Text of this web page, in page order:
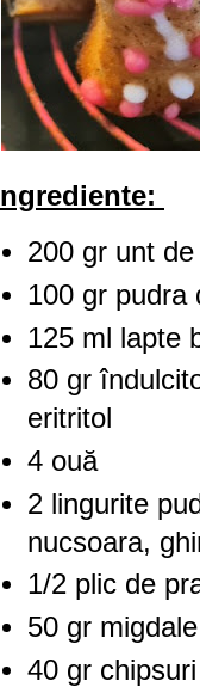
Ingrediente:
200 gr unt
100 gr
125 ml lapte
80 gr
eritritol
4 ouă
2 lingurite
nucsoara,
1/2 plic de
50 gr migdale
40 gr